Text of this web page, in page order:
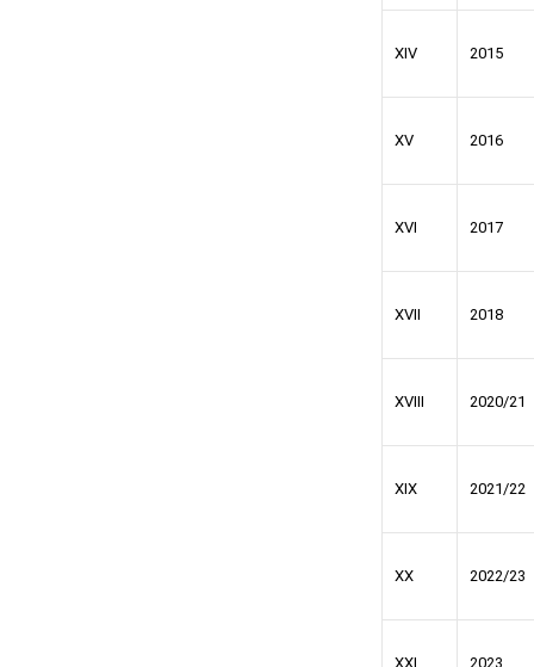
XIV 2015
XV 2016
XVI 2017
XVII 2018
XVIII 2020/21
XIX 2021/22
XX 2022/23
XXI 2023